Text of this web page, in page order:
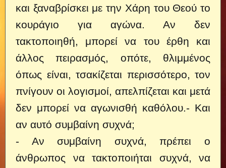
και ξαναβρίσκει με την Χάρη του Θεού το
κουράγιο για αγώνα. Αν δεν
τακτοποιηθή, μπορεί να του έρθη και
άλλος πειρασμός, οπότε, θλιμμένος
όπως είναι, τσακίζεται περισσότερο, τον
πνίγουν οι λογισμοί, απελπίζεται και μετά
δεν μπορεί να αγωνισθή καθόλου.- Και
αν αυτό συμβαίνη συχνά;
- Αν συμβαίνη συχνά, πρέπει ο
άνθρωπος να τακτοποιήται συχνά, να